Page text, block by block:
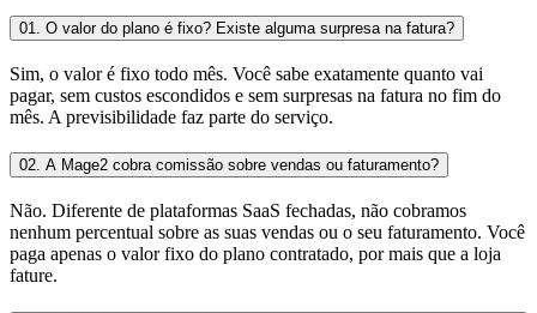
01. O valor do plano é fixo? Existe alguma surpresa na fatura?
Sim, o valor é fixo todo mês. Você sabe exatamente quanto vai
pagar, sem custos escondidos e sem surpresas na fatura no fim do
mês. A previsibilidade faz parte do serviço.
02. A Mage2 cobra comissão sobre vendas ou faturamento?
Não. Diferente de plataformas SaaS fechadas, não cobramos
nenhum percentual sobre as suas vendas ou o seu faturamento. Você
paga apenas o valor fixo do plano contratado, por mais que a loja
fature.